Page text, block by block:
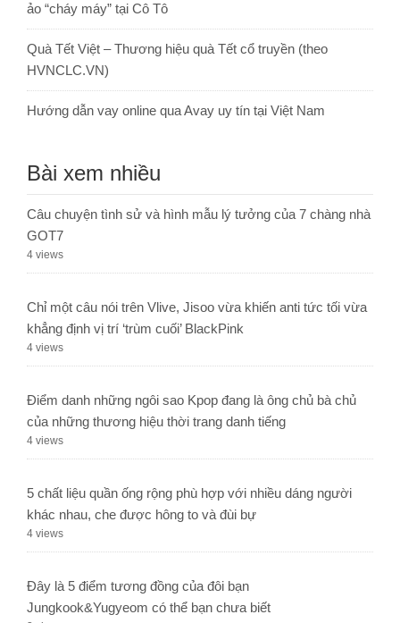
ảo “cháy máy” tại Cô Tô
Quà Tết Việt – Thương hiệu quà Tết cổ truyền (theo
HVNCLC.VN)
Hướng dẫn vay online qua Avay uy tín tại Việt Nam
Bài xem nhiều
Câu chuyện tình sử và hình mẫu lý tưởng của 7 chàng nhà
GOT7
4 views
Chỉ một câu nói trên Vlive, Jisoo vừa khiến anti tức tối vừa
khẳng định vị trí ‘trùm cuối’ BlackPink
4 views
Điểm danh những ngôi sao Kpop đang là ông chủ bà chủ
của những thương hiệu thời trang danh tiếng
4 views
5 chất liệu quần ống rộng phù hợp với nhiều dáng người
khác nhau, che được hông to và đùi bự
4 views
Đây là 5 điểm tương đồng của đôi bạn
Jungkook&Yugyeom có thể bạn chưa biết